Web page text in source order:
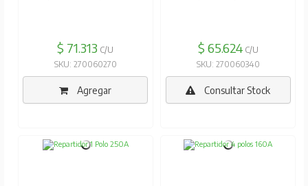
$ 71.313 C/U
SKU: 270060270
Agregar
$ 65.624C/U
SKU: 270060340
Consultar Stock